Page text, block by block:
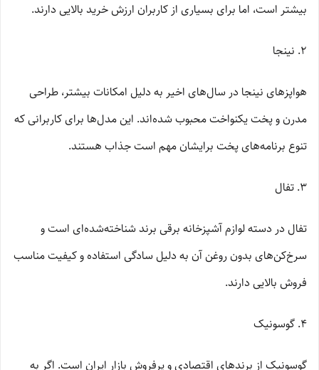
بیشتر است، اما برای بسیاری از کاربران ارزش خرید بالایی دارند.
2. نینجا
هواپزهای نینجا در سال‌های اخیر به دلیل امکانات بیشتر، طراحی
مدرن و پخت یکنواخت محبوب شده‌اند. این مدل‌ها برای کاربرانی که
تنوع برنامه‌های پخت برایشان مهم است جذاب هستند.
3. تفال
تفال در دسته لوازم آشپزخانه برقی برند شناخته‌شده‌ای است و
سرخ‌کن‌های بدون روغن آن به دلیل سادگی استفاده و کیفیت مناسب
فروش بالایی دارند.
4. گوسونیک
گوسونیک از برندهای اقتصادی و پرفروش بازار ایران است. اگر به